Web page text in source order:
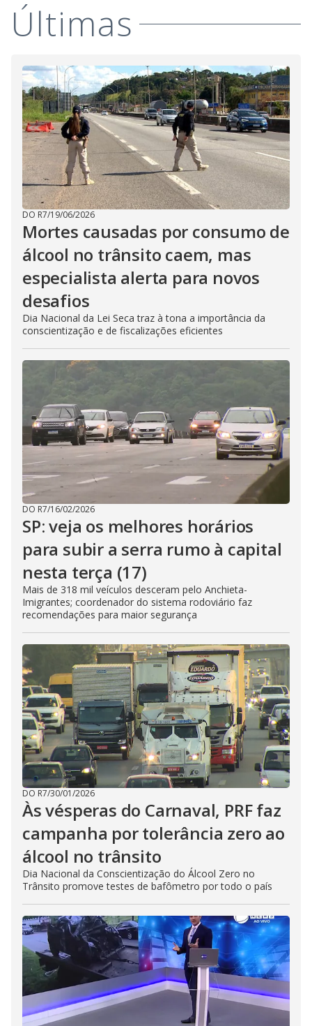
Últimas
DO R7/19/06/2026
Mortes causadas por consumo de
álcool no trânsito caem, mas
especialista alerta para novos
desafios
Dia Nacional da Lei Seca traz à tona a importância da
conscientização e de fiscalizações eficientes
DO R7/16/02/2026
SP: veja os melhores horários
para subir a serra rumo à capital
nesta terça (17)
Mais de 318 mil veículos desceram pelo Anchieta-
Imigrantes; coordenador do sistema rodoviário faz
recomendações para maior segurança
DO R7/30/01/2026
Às vésperas do Carnaval, PRF faz
campanha por tolerância zero ao
álcool no trânsito
Dia Nacional da Conscientização do Álcool Zero no
Trânsito promove testes de bafômetro por todo o país